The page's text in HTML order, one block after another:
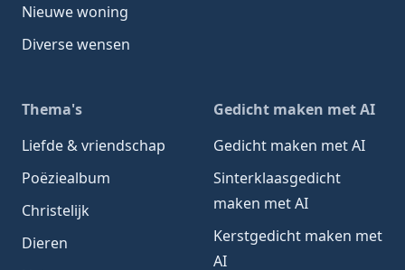
Nieuwe woning
Diverse wensen
Thema's
Liefde & vriendschap
Poëziealbum
Christelijk
Dieren
Gedicht maken met AI
Gedicht maken met AI
Sinterklaasgedicht
maken met AI
Kerstgedicht maken met
AI